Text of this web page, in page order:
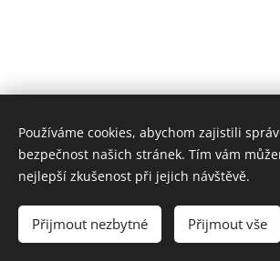
Vytvořeno službou
Používáme cookies, abychom zajistili
bezpečnost našich stránek. Tím vám
nejlepší zkušenost při jejich návštěvě.
Přijmout nezbytné Přijmout vše